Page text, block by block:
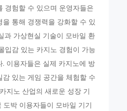
경험할 수 있으며 운영자들은
통해 경쟁력을 강화할 수 있
과 가상현실 기술이 모바일 환
입감 있는 카지노 경험이 가능
이용자들은 실제 카지노에 방
있는 게임 공간을 체험할 수
지노 산업의 새로운 성장 기
도박 이용자들이 모바일 기기